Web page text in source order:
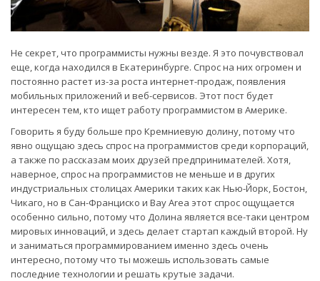
Не секрет, что программисты нужны везде. Я это почувствовал
еще, когда находился в Екатеринбурге. Спрос на них огромен и
постоянно растет из-за роста интернет-продаж, появления
мобильных приложений и веб-сервисов. Этот пост будет
интересен тем, кто ищет работу программистом в Америке.
Говорить я буду больше про Кремниевую долину, потому что
явно ощущаю здесь спрос на программистов среди корпораций,
а также по рассказам моих друзей предпринимателей. Хотя,
наверное, спрос на программистов не меньше и в других
индустриальных столицах Америки таких как Нью-Йорк, Бостон,
Чикаго, но в Сан-Франциско и Bay Area этот спрос ощущается
особенно сильно, потому что Долина является все-таки центром
мировых инноваций, и здесь делает стартап каждый второй. Ну
и заниматься программированием именно здесь очень
интересно, потому что ты можешь использовать самые
последние технологии и решать крутые задачи.